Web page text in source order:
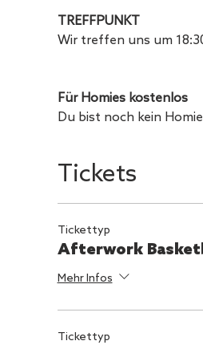
TREFFPUNKT
Wir treffen uns um
Für Homies kostenlos
Du bist noch kein
Tickets
Tickettyp
Afterwork
Mehr Infos
Tickettyp